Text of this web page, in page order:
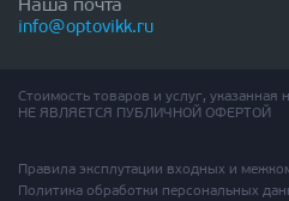
Наша почта
info@optovikk.ru
Стоимость товаров и услуг, указанная
НЕ ЯВЛЯЕТСЯ ПУБЛИЧНОЙ ОФЕРТОЙ
Правила эксплутации входных и
Политика обработки персональных